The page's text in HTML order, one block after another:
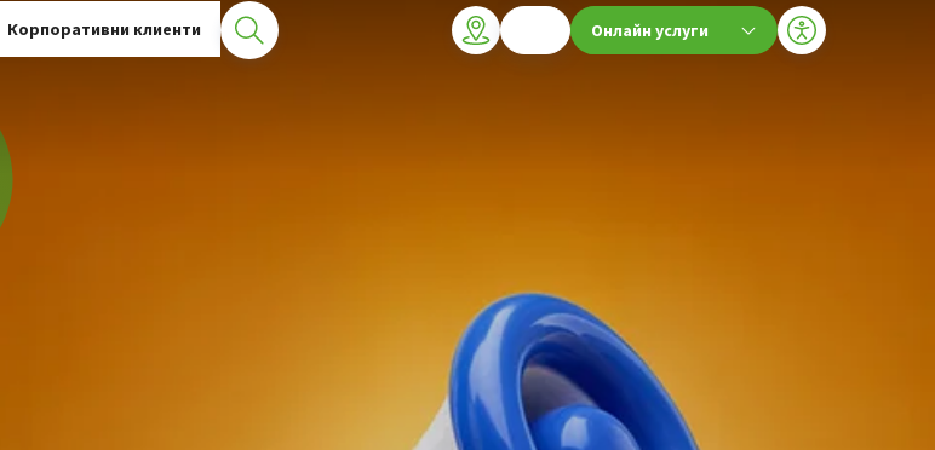
Корпоративни клиенти Онлайн услуги